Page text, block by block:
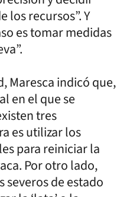
los recursos”. Y
es tomar medidas
Maresca indicó que,
en el que se
tres
es utilizar los
para reiniciar la
Por otro lado,
severos de estado